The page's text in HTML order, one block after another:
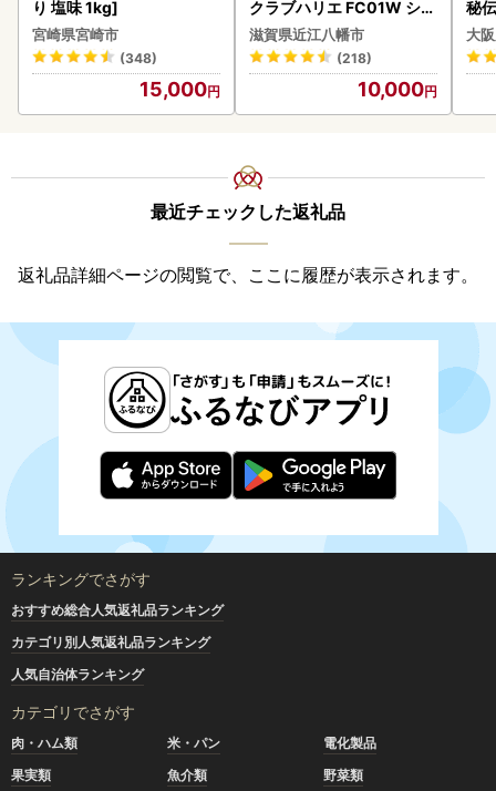
り 塩味 1kg]
宮崎県宮崎市
(348)
15,000
クラブハリエ FC01W シェ
アボックス バウムクーヘ
ン
滋賀県近江八幡市
(218)
10,000
秘
焼
大
最近チェックした返礼品
返礼品詳細ページの閲覧で、ここに履歴が表示されます。
ランキングでさがす
おすすめ総合人気返礼品ランキング
カテゴリ別人気返礼品ランキング
人気自治体ランキング
カテゴリでさがす
肉・ハム類 米・パン
電化製品
果実類
魚介類
野菜類